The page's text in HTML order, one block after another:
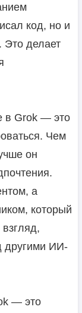
код, но и
Это делает
в Grok — это
Чем
он
а
который
другими ИИ-
— это